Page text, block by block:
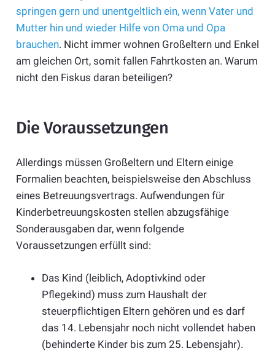
springen gern und unentgeltlich ein, wenn Vater und
Mutter hin und wieder Hilfe von Oma und Opa
brauchen. Nicht immer wohnen Großeltern und Enkel
am gleichen Ort, somit fallen Fahrtkosten an. Warum
nicht den Fiskus daran beteiligen?
Die Voraussetzungen
Allerdings müssen Großeltern und Eltern einige
Formalien beachten, beispielsweise den Abschluss
eines Betreuungsvertrags. Aufwendungen für
Kinderbetreuungskosten stellen abzugsfähige
Sonderausgaben dar, wenn folgende
Voraussetzungen erfüllt sind:
Das Kind (leiblich, Adoptivkind oder
Pflegekind) muss zum Haushalt der
steuerpflichtigen Eltern gehören und es darf
das 14. Lebensjahr noch nicht vollendet haben
(behinderte Kinder bis zum 25. Lebensjahr).